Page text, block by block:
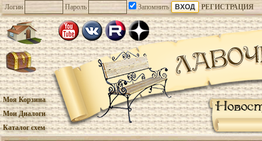
Логин Пароль Запомнить РЕГИСТРАЦИЯ
Моя Корзина
Мои Диалоги
Каталог схем